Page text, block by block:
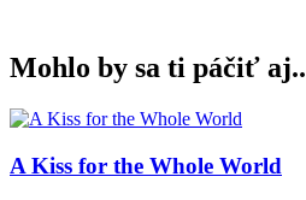
Mohlo by sa ti páčiť aj..
A Kiss for the Whole World